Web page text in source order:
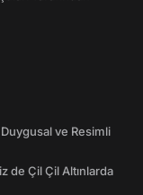
ve Resimli
de Çil Çil Altınlarda